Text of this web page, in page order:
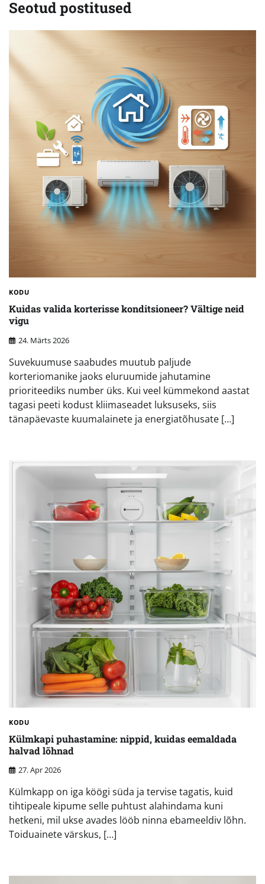
Seotud postitused
KODU
Kuidas valida korterisse konditsioneer? Vältige neid
vigu
24. Märts 2026
Suvekuumuse saabudes muutub paljude
korteriomanike jaoks eluruumide jahutamine
prioriteediks number üks. Kui veel kümmekond aastat
tagasi peeti kodust kliimaseadet luksuseks, siis
tänapäevaste kuumalainete ja energiatõhusate […]
KODU
Külmkapi puhastamine: nippid, kuidas eemaldada
halvad lõhnad
27. Apr 2026
Külmkapp on iga köögi süda ja tervise tagatis, kuid
tihtipeale kipume selle puhtust alahindama kuni
hetkeni, mil ukse avades lööb ninna ebameeldiv lõhn.
Toiduainete värskus, […]